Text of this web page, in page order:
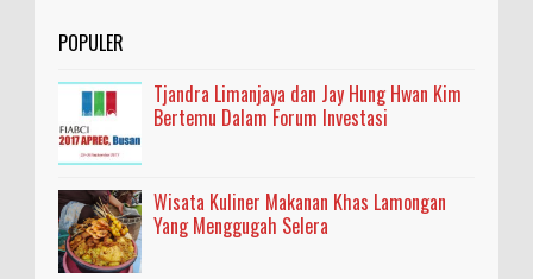
POPULER
Tjandra Limanjaya dan Jay Hung Hwan Kim
Bertemu Dalam Forum Investasi
Wisata Kuliner Makanan Khas Lamongan
Yang Menggugah Selera